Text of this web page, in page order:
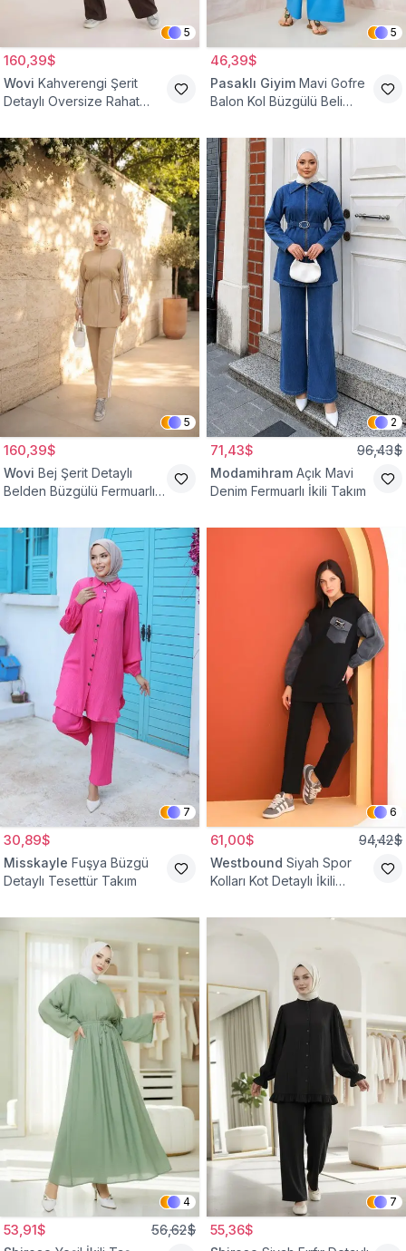
5
160,39$
Wovi Kahverengi Şerit
Detaylı Oversize Rahat
5
46,39$
Pasaklı Giyim Mavi Gofre
Balon Kol Büzgülü Beli
Takım
5
160,39$
Wovi Bej Şerit Detaylı
Belden Büzgülü Fermuarlı
2
71,43$ 96,43$
Modamihram Açık Mavi
Denim Fermuarlı İkili Takım
7
30,89$
Misskayle Fuşya Büzgü
Detaylı Tesettür Takım
6
61,00$ 94,42$
Westbound Siyah Spor
Kolları Kot Detaylı İkili
4
53,91$ 56,62$
7
55,36$